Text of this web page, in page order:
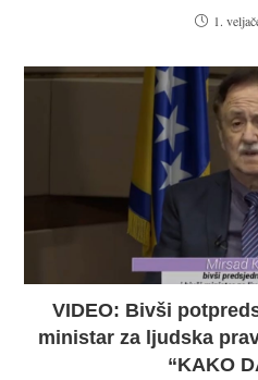
1.
VIDEO: Bivši
ministar za ljudska
“KAKO